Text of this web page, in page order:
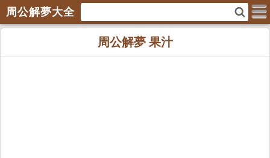
周公解夢大全
周公解夢 果汁